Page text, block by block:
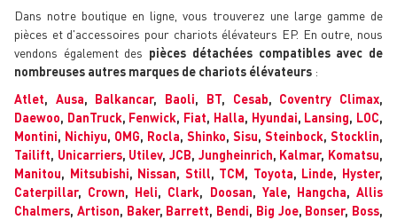
Dans notre boutique en ligne, vous trouverez une large gamme de
pièces et d'accessoires pour chariots élévateurs EP. En outre, nous
vendons également des pièces détachées compatibles avec de
nombreuses autres marques de chariots élévateurs :
Atlet, Ausa, Balkancar, Baoli, BT, Cesab, Coventry Climax,
Daewoo, DanTruck, Fenwick, Fiat, Halla, Hyundai, Lansing, LOC,
Montini, Nichiyu, OMG, Rocla, Shinko, Sisu, Steinbock, Stocklin,
Tailift, Unicarriers, Utilev,JCB, Jungheinrich, Kalmar, Komatsu,
Manitou, Mitsubishi, Nissan, Still, TCM, Toyota, Linde, Hyster,
Caterpillar, Crown, Heli, Clark, Doosan, Yale, Hangcha,Allis
Chalmers, Artison, Baker, Barrett, Bendi, Big Joe, Bonser, Boss,